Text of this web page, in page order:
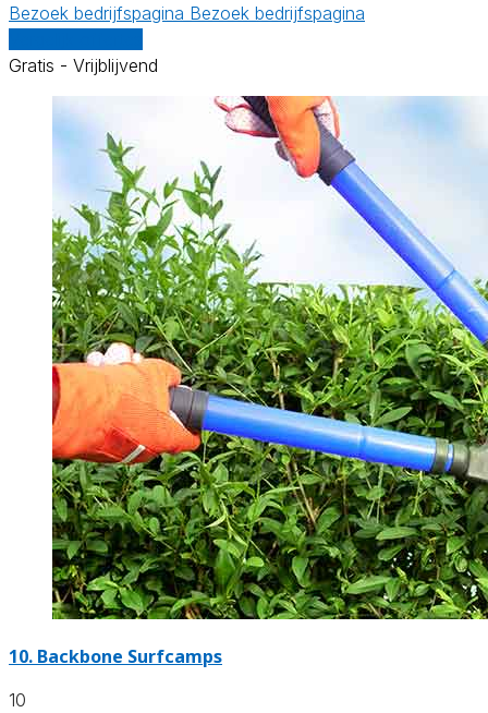
Bezoek bedrijfspagina Bezoek bedrijfspagina
Gratis - Vrijblijvend
10. Backbone Surfcamps
10